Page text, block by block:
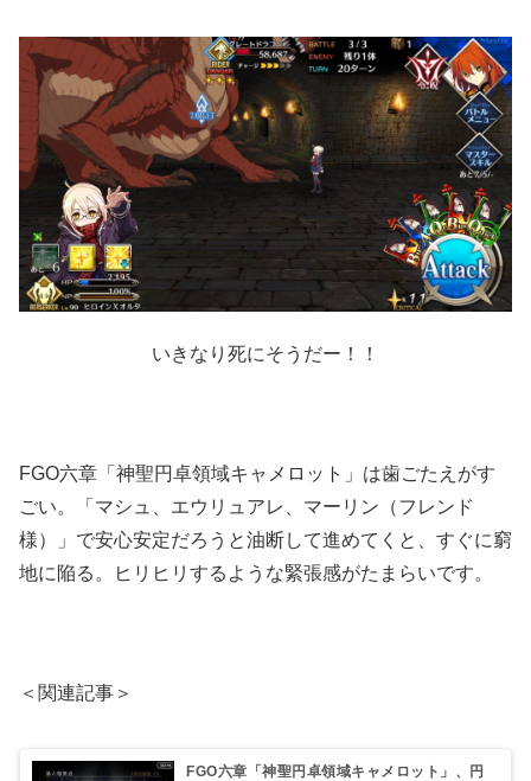
いきなり死にそうだー！！
FGO六章「神聖円卓領域キャメロット」は歯ごたえがす
ごい。「マシュ、エウリュアレ、マーリン（フレンド
様）」で安心安定だろうと油断して進めてくと、すぐに窮
地に陥る。ヒリヒリするような緊張感がたまらいです。
＜関連記事＞
FGO六章「神聖円卓領域キャメロット」、円